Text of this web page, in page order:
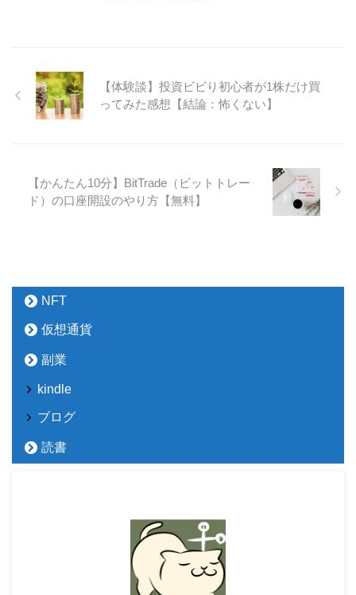
【体験談】投資ビビり初心者が1株だけ買
ってみた感想【結論：怖くない】
【かんたん10分】BitTrade（ビットトレー
ド）の口座開設のやり方【無料】
NFT
仮想通貨
副業
kindle
ブログ
読書